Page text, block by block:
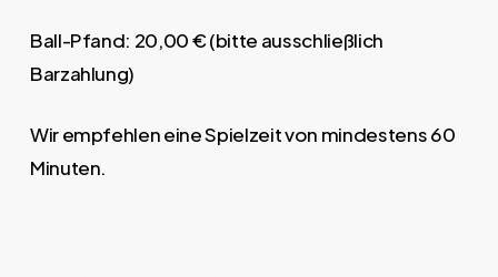
Ball-Pfand: 20,00 € (bitte ausschließlich
Barzahlung)
Wir empfehlen eine Spielzeit von mindestens 60
Minuten.